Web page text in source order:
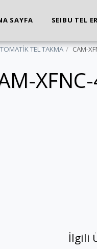
SAYFA SEIBU TEL
TEL TAKMA CAM-
İlgili